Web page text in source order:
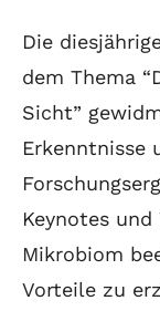
Die
dem Thema
Sicht”
Erkenntnisse
Keynotes
Mikrobiom
Vorteile zu